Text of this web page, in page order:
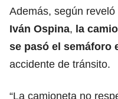
Además, según
Iván Ospina, la
se pasó el semáforo
accidente de tránsito.
“La camioneta no